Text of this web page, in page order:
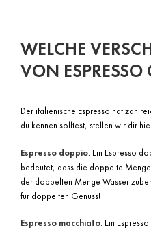
WELCHE
VON ESPRESSO
Der italienische Espresso hat
du kennen solltest, stellen wir dir
Espresso doppio: Ein Espresso
bedeutet, dass die doppelte
der doppelten Menge Wasser
für doppelten Genuss!
Espresso macchiato: Ein